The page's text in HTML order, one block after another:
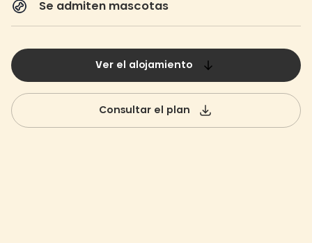
Se admiten mascotas
Ver el alojamiento
Consultar el plan